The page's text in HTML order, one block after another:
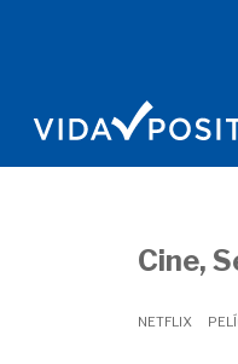
Cine,
NETFLIX